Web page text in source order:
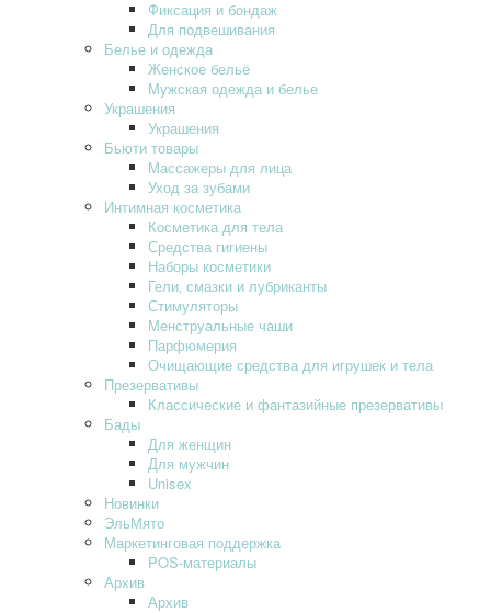
Фиксация и бондаж
Для подвешивания
Белье и одежда
Женское бельё
Мужская одежда и белье
Украшения
Украшения
Бьюти товары
Массажеры для лица
Уход за зубами
Интимная косметика
Косметика для тела
Средства гигиены
Наборы косметики
Гели‚ смазки и лубриканты
Стимуляторы
Менструальные чаши
Парфюмерия
Очищающие средства для игрушек и тела
Презервативы
Классические и фантазийные презервативы
Бады
Для женщин
Для мужчин
Unisex
Новинки
ЭльМято
Маркетинговая поддержка
POS-материалы
Архив
Архив